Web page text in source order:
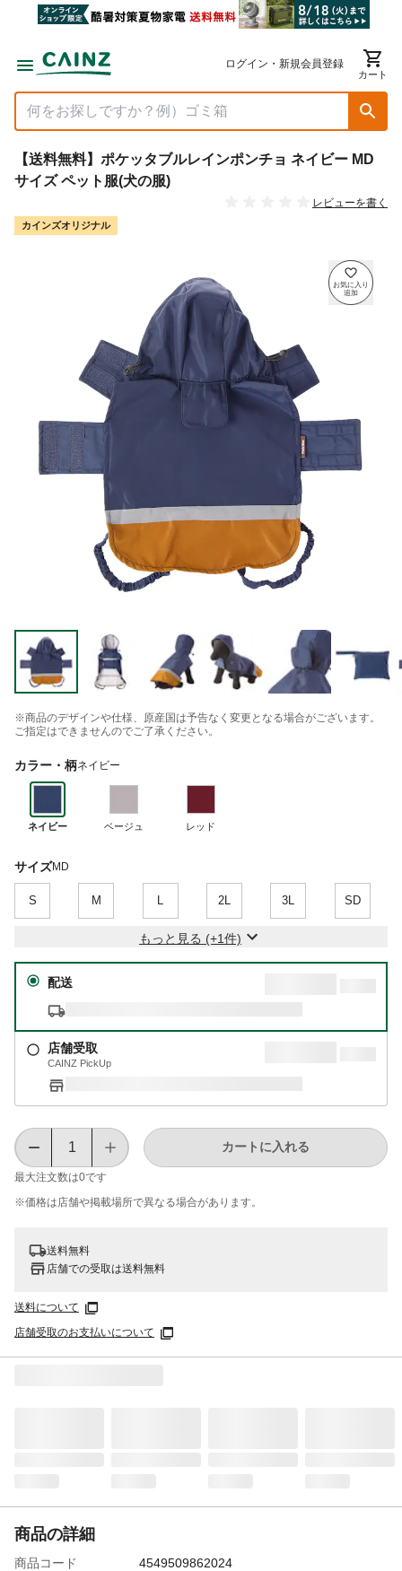
ログイン・新規会員登録
カート
【送料無料】ポケッタブルレインポンチョ ネイビー MD
サイズ ペット服(犬の服)
レビューを書く
カインズオリジナル
※商品のデザインや仕様、原産国は予告なく変更となる場合がございます。
ご指定はできませんのでご了承ください。
カラー・柄ネイビー
ネイビー ベージュ レッド
サイズMD
S M 2L 3L SD
もっと見る (+1件)
配送
店舗受取
CAINZ PickUp
最大注文数は0です
カートに入れる
※価格は​店舗や​掲載場所で​異なる​場合が​あります。
送料無料
店舗での受取は送料無料
送料について
店舗受取のお支払いについて
商品の詳細
商品コード
4549509862024